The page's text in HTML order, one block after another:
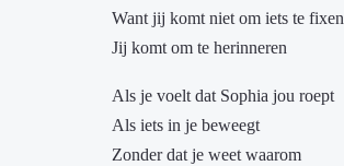
Want jij komt niet om iets te fixen
Jij komt om te herinneren
Als je voelt dat Sophia jou roept
Als iets in je beweegt
Zonder dat je weet waarom